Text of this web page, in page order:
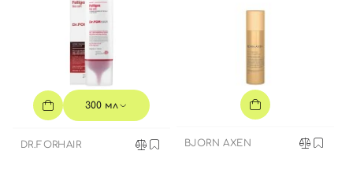
300 мл
DR.FORHAIR BJORN AXEN